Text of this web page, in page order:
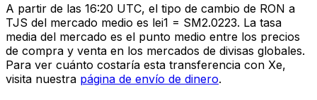
A partir de las 16:20 UTC, el tipo de cambio de RON a
TJS del mercado medio es lei1 = SM2.0223. La tasa
media del mercado es el punto medio entre los precios
de compra y venta en los mercados de divisas globales.
Para ver cuánto costaría esta transferencia con Xe,
visita nuestra página de envío de dinero.